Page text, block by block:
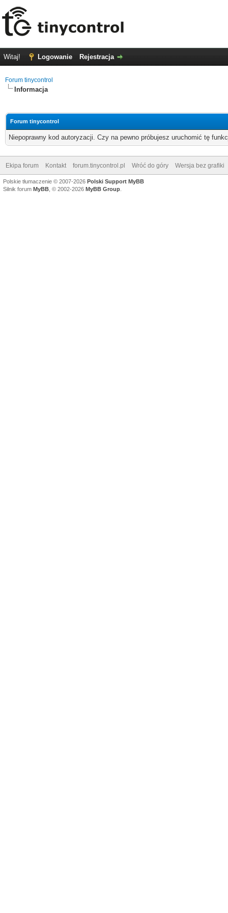
Witaj! Logowanie Rejestracja
Forum tinycontrol
Informacja
Forum tinycontrol
Niepoprawny kod autoryzacji. Czy na pewno próbujesz uruchomić tę
Ekipa forum Kontakt forum.tinycontrol.pl Wróć do góry Wersja bez grafiki
Polskie tłumaczenie © 2007-2026 Polski Support MyBB
Silnik forum MyBB , © 2002-2026 MyBB Group